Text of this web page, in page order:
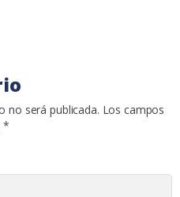
no será publicada. Los campos
*